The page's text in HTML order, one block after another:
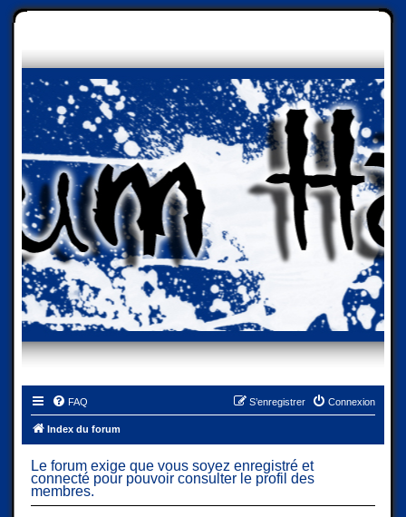
FAQ Connexion
S’enregistrer
Index du forum
Le forum exige que vous soyez enregistré et
connecté pour pouvoir consulter le profil des
membres.